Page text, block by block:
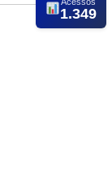
1.349